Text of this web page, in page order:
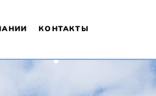
КОНТАКТЫ